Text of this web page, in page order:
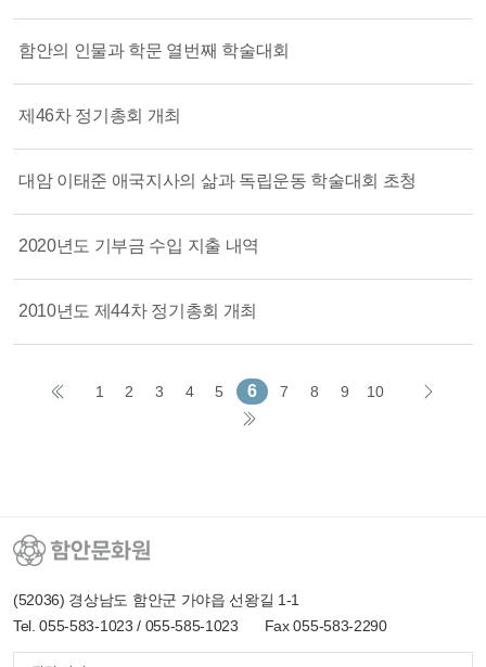
함안의 인물과 학문 열번째 학술대회
제46차 정기총회 개최
대암 이태준 애국지사의 삶과 독립운동 학술대회 초청
2020년도 기부금 수입 지출 내역
2010년도 제44차 정기총회 개최
1 2 3 4 5 6 7 8 9 10
(52036) 경상남도 함안군 가야읍 선왕길 1-1
Tel. 055-583-1023 / 055-585-1023
Fax 055-583-2290